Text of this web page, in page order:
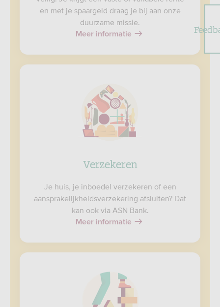
en met je spaargeld draag je bij aan onze
duurzame missie.
Meer informatie
Verzekeren
Je huis, je inboedel verzekeren of een
aansprakelijkheidsverzekering afsluiten? Dat
kan ook via ASN Bank.
Meer informatie